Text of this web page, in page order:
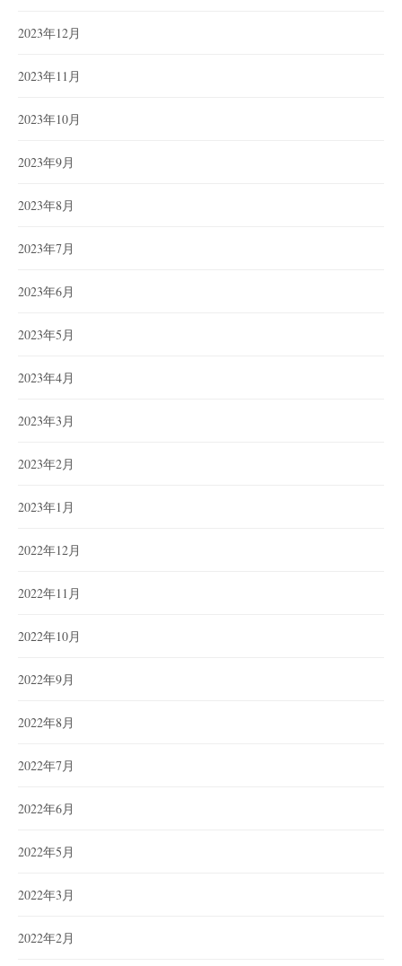
2023年12月
2023年11月
2023年10月
2023年9月
2023年8月
2023年7月
2023年6月
2023年5月
2023年4月
2023年3月
2023年2月
2023年1月
2022年12月
2022年11月
2022年10月
2022年9月
2022年8月
2022年7月
2022年6月
2022年5月
2022年3月
2022年2月